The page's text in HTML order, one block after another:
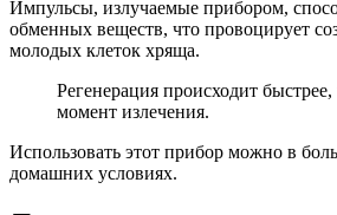
Импульсы, излучаемые прибором,
обменных веществ, что провоцирует
молодых клеток хряща.
Регенерация происходит
момент излечения.
Использовать этот прибор можно в
домашних условиях.